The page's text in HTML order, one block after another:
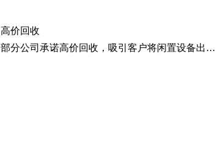
高价回收
部分公司承诺高价回收，吸引客户将闲置设备出售。例如，昆明的二手物资回收平台提供高价回收服务。